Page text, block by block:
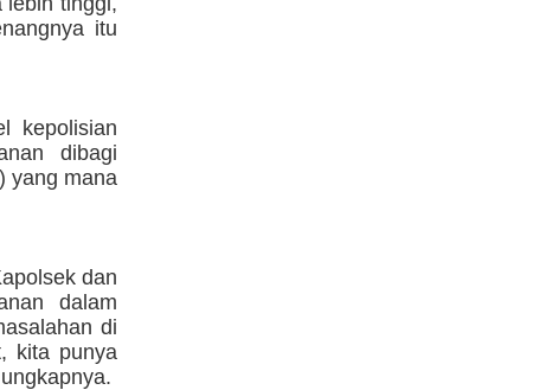
itu
kepolisian
dibagi
yang mana
dan
dalam
di
kita punya